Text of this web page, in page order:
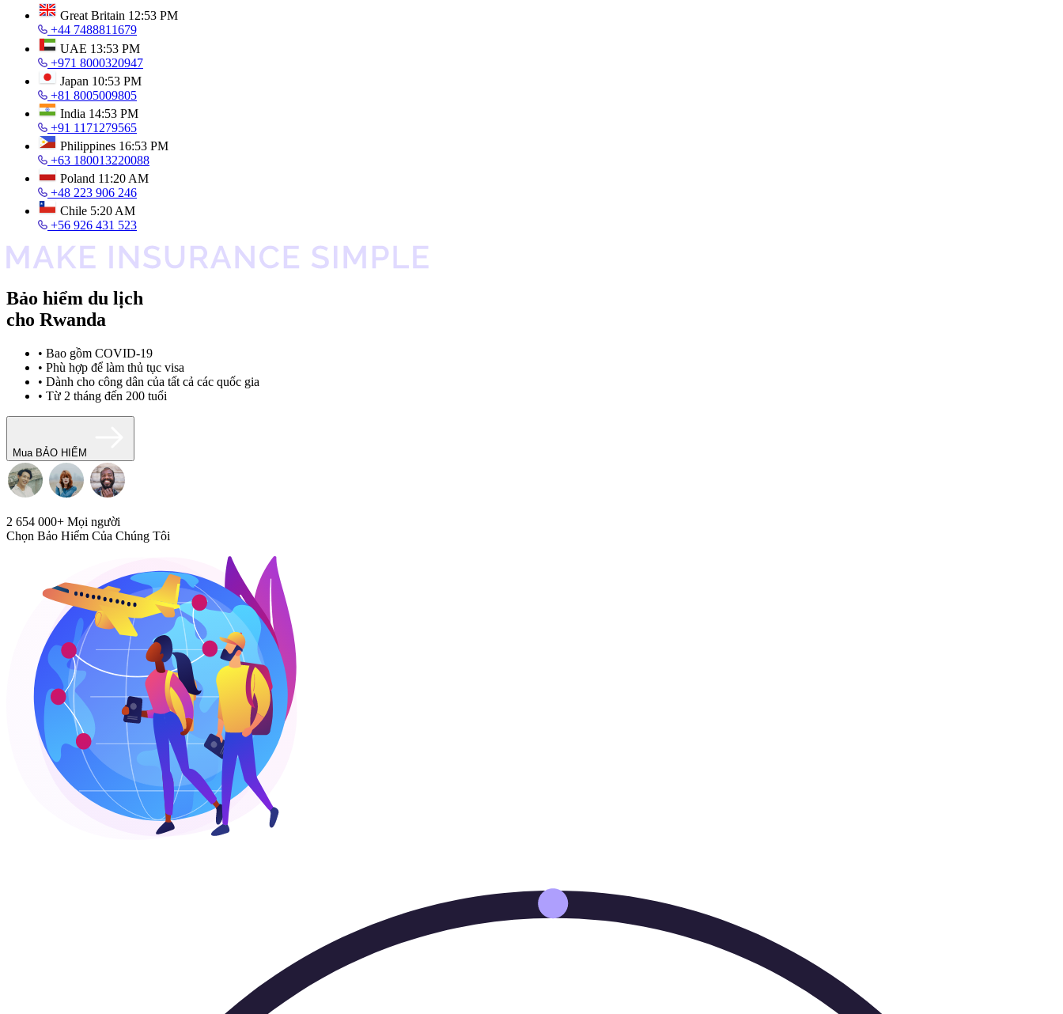
Great Britain 12:53 PM
+44 7488811679
UAE 13:53 PM
+971 8000320947
Japan 10:53 PM
+81 8005009805
India 14:53 PM
+91 1171279565
Philippines 16:53 PM
+63 180013220088
Poland 11:20 AM
+48 223 906 246
Chile 5:20 AM
+56 926 431 523
Bảo hiểm du lịch
cho Rwanda
• Bao gồm COVID-19
• Phù hợp để làm thủ tục visa
• Dành cho công dân của tất cả các quốc gia
• Từ 2 tháng đến 200 tuổi
Mua BẢO HIỂM
2 654 000+ Mọi người
Chọn Bảo Hiểm Của Chúng Tôi